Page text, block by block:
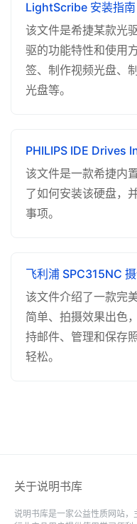
LightScribe 安装指南
该文件是希捷某款光
驱的功能特性和使用
签、制作视频光盘、
光盘等。
PHILIPS IDE Drives
该文件是一款希捷内
了如何安装该硬盘，
事项。
飞利浦 SPC315NC
该文件介绍了一款完
简单、拍摄效果出色
持邮件、管理和保存
轻松。
关于说明书库
说明书库是一家公益性质网站